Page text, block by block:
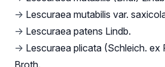
→ Lescuraea mutabilis var.
→ Lescuraea patens Lindb.
→ Lescuraea plicata (Schleich. ex
Broth.